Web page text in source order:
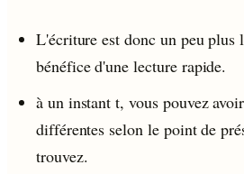
L'écriture est donc un peu plus
bénéfice d'une lecture rapide.
à un instant t, vous pouvez
différentes selon le point de
trouvez.